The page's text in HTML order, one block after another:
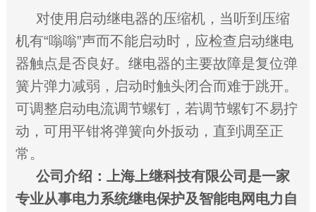
对使用启动继电器的压缩机，当听到压缩
机有“嗡嗡”声而不能启动时，应检查启动继电
器触点是否良好。继电器的主要故障是复位弹
簧片弹力减弱，启动时触头闭合而难于跳开。
可调整启动电流调节螺钉，若调节螺钉不易拧
动，可用平钳将弹簧向外扳动，直到调至正
常。
公司介绍：上海上继科技有限公司是一家
专业从事电力系统继电保护及智能电网电力自